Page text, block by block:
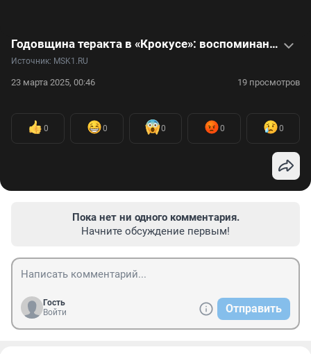
Годовщина теракта в «Крокусе»: воспоминания очевидцев о том страшном дне — в видео
Источник: MSK1.RU
23 марта 2025, 00:46 19 просмотров
0 0 0 0 0
Пока нет ни одного комментария.
Начните обсуждение первым!
Гость
Войти
Отправить